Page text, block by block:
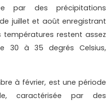
par des précipitations
juillet et août enregistrant
températures restent assez
30 à 35 degrés Celsius,
à février, est une période
caractérisée par des